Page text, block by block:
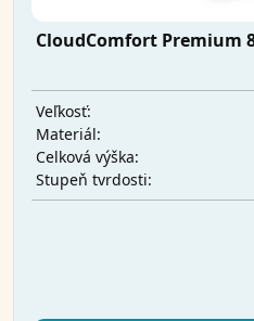
CloudComfort Premium
Veľkosť:
Materiál:
Celková výška:
Stupeň tvrdosti: